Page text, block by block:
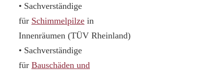
• Sachverständige
für Schimmelpilze in
Innenräumen (TÜV Rheinland)
• Sachverständige
für Bauschäden und